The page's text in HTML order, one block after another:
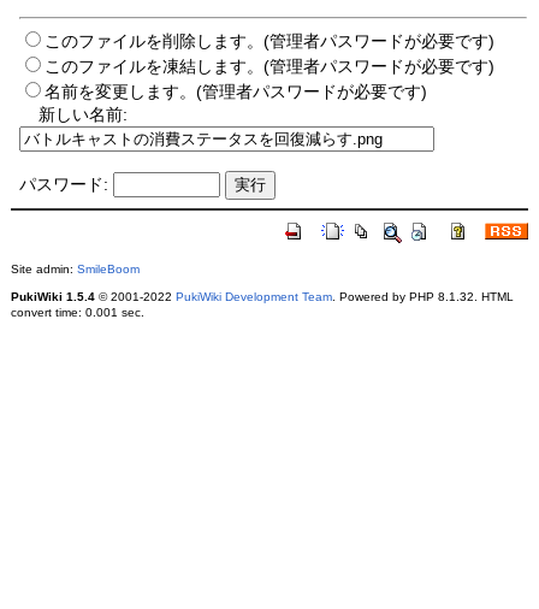
このファイルを削除します。(管理者パスワードが必要です)
このファイルを凍結します。(管理者パスワードが必要です)
名前を変更します。(管理者パスワードが必要です)
新しい名前:
パスワード:
Site admin: SmileBoom
PukiWiki 1.5.4© 2001-2022 PukiWiki Development Team. Powered by PHP 8.1.32. HTML
convert time: 0.001 sec.